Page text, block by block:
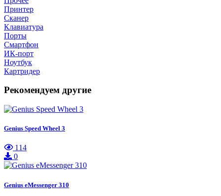
Принтер
Сканер
Клавиатура
Порты
Смартфон
ИК-порт
Ноутбук
Картридер
Рекомендуем другие
Genius Speed Wheel 3
114
0
Genius eMessenger 310